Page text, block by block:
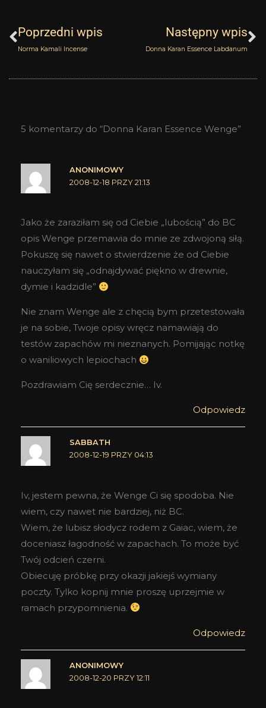
Poprzedni wpis
Norma Kamali Incense
Następny wpis
Donna Karan Essence Labdanum
5 komentarzy do “Donna Karan Essence Wenge”
ANONIMOWY
2008-12-18 PRZY 21:13
Jako że zaraziłam się od Ciebie „lubością” do BC
opis Wenge przemawia do mnie ze zdwojoną siłą.
Pokuszę się nawet o stwierdzenie że od Ciebie
nauczyłam się „odnajdywać piękno w drewnie,
dymie i kadzidle”
Nie znam Wenge ale z chęcią bym przetestowała
je na sobie, Twoje opisy wręcz namawiają do
testów zapachów mi nieznanych. Pomijając notkę
o waniliowych lepiochach
Pozdrawiam Cię serdecznie… Iv.
Odpowiedz
SABBATH
2008-12-19 PRZY 04:13
Iv, jestem pewna, że Wenge Ci się spodoba. Nie
wiem, czy nawet nie bardziej, niż BC.
Wiem, że lubisz słodycz rodem z Gaiac, wiem, że
doceniasz łagodność w zapachach. To może być
Twój odcień czerni.
Obiecuję próbkę przy okazji jakiejś wymiany
poczty. Tylko kopnij mnie proszę uprzejmie w
ramach przypomnienia.
Odpowiedz
ANONIMOWY
2008-12-20 PRZY 12:11